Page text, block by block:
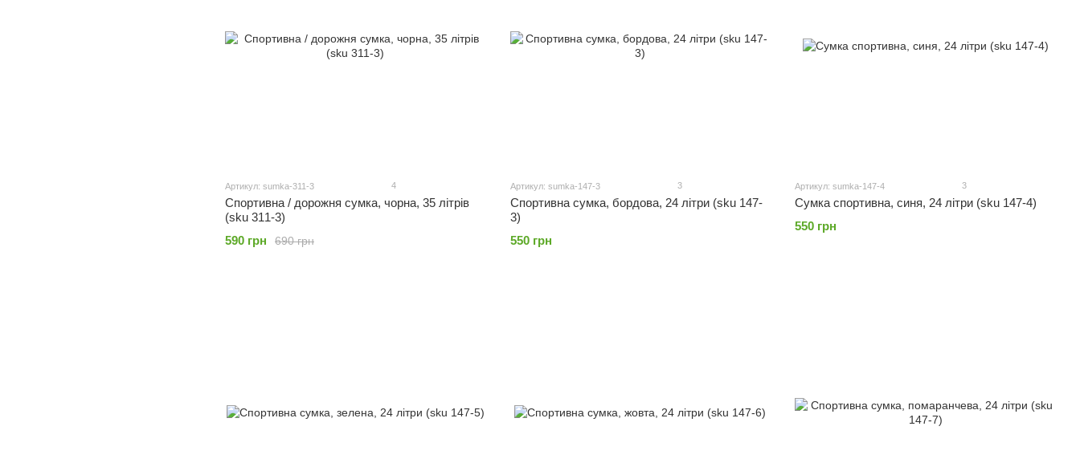
Артикул: sumka-311-3 4
Спортивна / дорожня сумка, чорна, 35 літрів
(sku 311-3)
690 грн
590 грн
Артикул: sumka-147-3 3
Спортивна сумка, бордова, 24 літри (sku 147-
3)
550 грн
Артикул: sumka-147-4 3
Сумка спортивна, синя, 24 літри (sku 147-4)
550 грн